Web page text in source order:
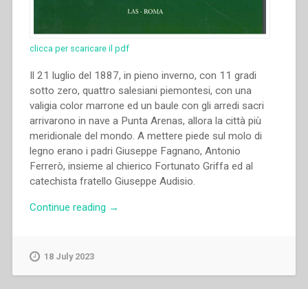
clicca per scaricare il pdf
Il 21 luglio del 1887, in pieno inverno, con 11 gradi
sotto zero, quattro salesiani piemontesi, con una
valigia color marrone ed un baule con gli arredi sacri
arrivarono in nave a Punta Arenas, allora la città più
meridionale del mondo. A mettere piede sul molo di
legno erano i padri Giuseppe Fagnano, Antonio
Ferrerò, insieme al chierico Fortunato Griffa ed al
catechista fratello Giuseppe Audisio.
Continue reading “Nicola
→
18 July 2023